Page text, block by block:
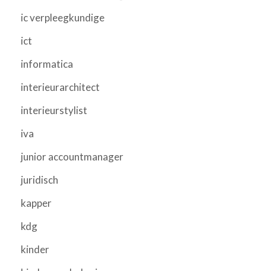
ic verpleegkundige
ict
informatica
interieurarchitect
interieurstylist
iva
junior accountmanager
juridisch
kapper
kdg
kinder